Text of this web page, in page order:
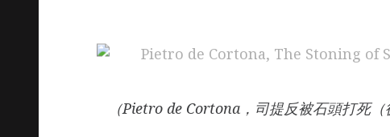
（Pietro de Cortona，司提反被石頭打死